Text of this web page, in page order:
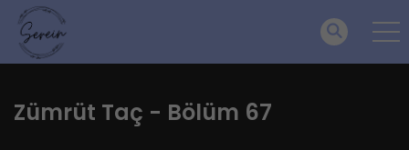
Zümrüt Taç - Bölüm 67